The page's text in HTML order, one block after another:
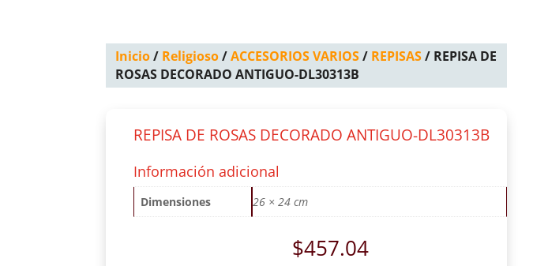
Inicio/ Religioso/ACCESORIOS VARIOS/ REPISAS/ REPISA DE
ROSAS DECORADO ANTIGUO-DL30313B
REPISA DE ROSAS DECORADO ANTIGUO-DL30313B
Información adicional
Dimensiones 26 × 24 cm
$457.04